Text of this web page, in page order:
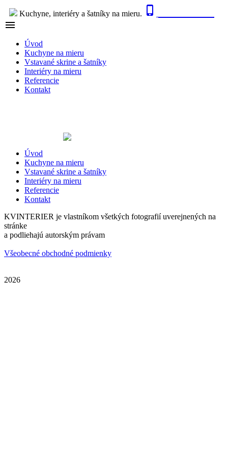
Kuchyne, interiéry a šatníky na mieru. 

Úvod
Kuchyne na mieru
Vstavané skrine a šatníky
Interiéry na mieru
Referencie
Kontakt
Úvod
Kuchyne na mieru
Vstavané skrine a šatníky
Interiéry na mieru
Referencie
Kontakt
KVINTERIER je vlastníkom všetkých fotografií uverejnených na
stránke
a podliehajú autorským právam
Všeobecné obchodné podmienky
2026